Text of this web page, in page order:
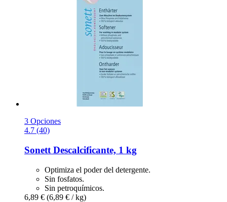
3 Opciones
4.7 (40)
Sonett Descalcificante, 1 kg
Optimiza el poder del detergente.
Sin fosfatos.
Sin petroquímicos.
6,89 € (6,89 € / kg)